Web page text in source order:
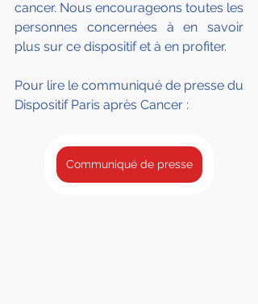
cancer. Nous encourageons toutes les
personnes concernées à en savoir
plus sur ce dispositif et à en profiter.
Pour lire le communiqué de presse du
Dispositif Paris après Cancer :
Communiqué de presse